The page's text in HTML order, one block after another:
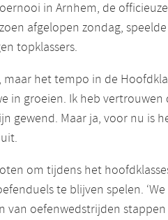
in Arnhem, de
afgelopen zondag,
topklassers.
maar het tempo in de
in groeien. Ik heb vertrouwen
gewend. Maar ja, voor nu is
om tijdens het
te blijven spelen.
van oefenwedstrijden